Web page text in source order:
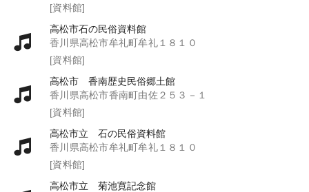
[資料館]
高松市石の民俗資料館
香川県高松市牟礼町牟礼１８１０
[資料館]
高松市 香南歴史民俗郷土館
香川県高松市香南町由佐２５３－１
[資料館]
高松市立 石の民俗資料館
香川県高松市牟礼町牟礼１８１０
[資料館]
高松市立 菊池寛記念館